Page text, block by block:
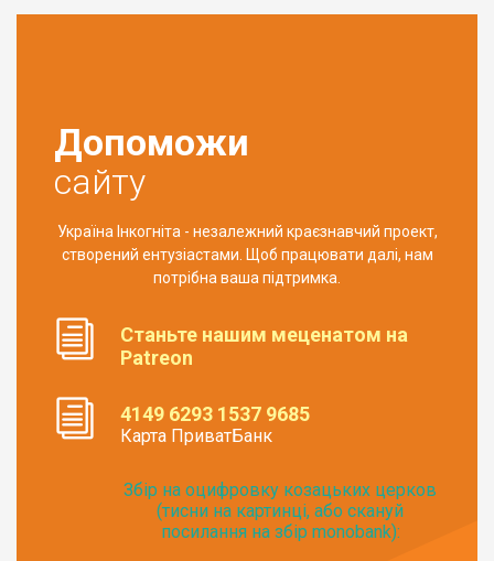
Допоможи
сайту
Україна Інкогніта - незалежний краєзнавчий проект,
створений ентузіастами. Щоб працювати далі, нам
потрібна ваша підтримка.
Станьте нашим меценатом на
Patreon
4149 6293 1537 9685
Карта ПриватБанк
Збір на оцифровку козацьких церков
(тисни на картинці, або скануй
посилання на збір monobank):